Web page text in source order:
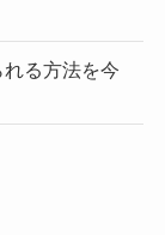
る方法を今